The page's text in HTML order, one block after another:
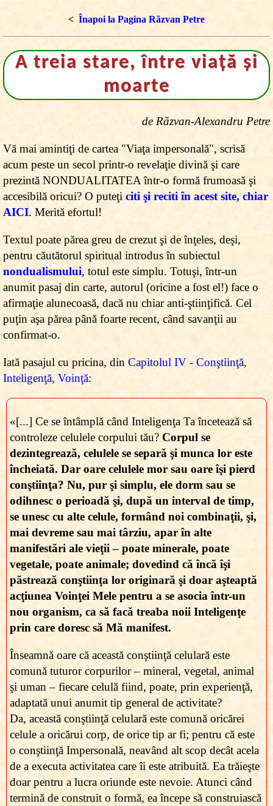
< Înapoi la Pagina Răzvan Petre
A treia stare, între viaţă şi
moarte
de Răzvan-Alexandru Petre
Vă mai amintiţi de cartea "Viaţa impersonală", scrisă
acum peste un secol printr-o revelaţie divină şi care
prezintă NONDUALITATEA într-o formă frumoasă şi
accesibilă oricui? O puteţi citi şi reciti în acest site, chiar
AICI. Merită efortul!
Textul poate părea greu de crezut şi de înţeles, deşi,
pentru căutătorul spiritual introdus în subiectul
nondualismului, totul este simplu. Totuşi, într-un
anumit pasaj din carte, autorul (oricine a fost el!) face o
afirmaţie alunecoasă, dacă nu chiar anti-ştiinţifică. Cel
puţin aşa părea până foarte recent, când savanţii au
confirmat-o.
Iată pasajul cu pricina, din Capitolul IV - Conştiinţă,
Inteligenţă, Voinţă:
«[...] Ce se întâmplă când Inteligenţa Ta încetează să
controleze celulele corpului tău? Corpul se
dezintegrează, celulele se separă şi munca lor este
încheiată. Dar oare celulele mor sau oare îşi pierd
conştiinţa? Nu, pur şi simplu, ele dorm sau se
odihnesc o perioadă şi, după un interval de timp,
se unesc cu alte celule, formând noi combinaţii, şi,
mai devreme sau mai târziu, apar în alte
manifestări ale vieţii – poate minerale, poate
vegetale, poate animale; dovedind că încă îşi
păstrează conştiinţa lor originară şi doar aşteaptă
acţiunea Voinţei Mele pentru a se asocia într-un
nou organism, ca să facă treaba noii Inteligenţe
prin care doresc să Mă manifest.
Înseamnă oare că această conştiinţă celulară este
comună tuturor corpurilor – mineral, vegetal, animal
şi uman – fiecare celulă fiind, poate, prin experienţă,
adaptată unui anumit tip general de activitate?
Da, această conştiinţă celulară este comună oricărei
celule a oricărui corp, de orice tip ar fi; pentru că este
o conştiinţă Impersonală, neavând alt scop decât acela
de a executa activitatea care îi este atribuită. Ea trăieşte
doar pentru a lucra oriunde este nevoie. Atunci când
termină de construit o formă, ea începe să construiască